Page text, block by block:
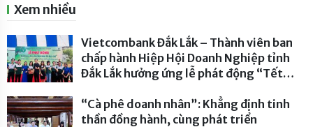
Xem nhiều
Vietcombank Đắk Lắk – Thành viên ban
chấp hành Hiệp Hội Doanh Nghiệp tỉnh
Đắk Lắk hưởng ứng lễ phát động “Tết
2026- 232 lượt xem
“Cà phê doanh nhân”: Khẳng định tinh
thần đồng hành, cùng phát triển